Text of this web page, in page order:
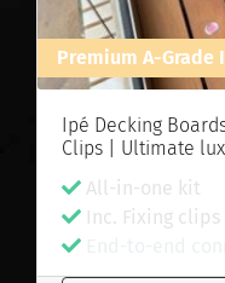
Premium A-Grade
Ipé Decking
Clips | Ultimate
All-in-one kit
Inc. Fixing clips